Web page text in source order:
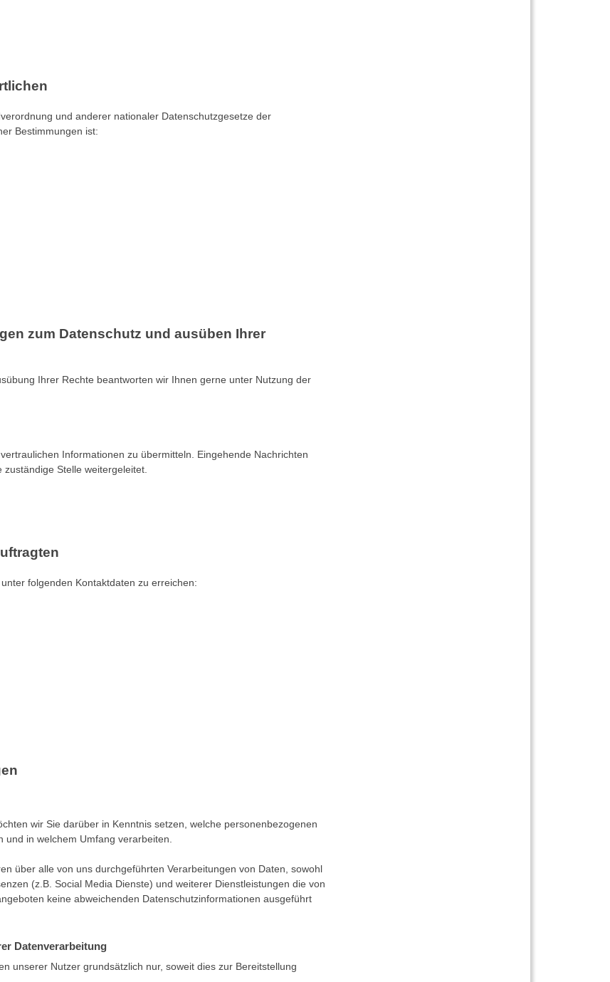
und anderer nationaler Datenschutzgesetze der
Bestimmungen ist:
zum Datenschutz und ausüben Ihrer
Ihrer Rechte beantworten wir Ihnen gerne unter Nutzung der
Informationen zu übermitteln. Eingehende Nachrichten
Stelle weitergeleitet.
folgenden Kontaktdaten zu erreichen:
wir Sie darüber in Kenntnis setzen, welche personenbezogenen
und in welchem Umfang verarbeiten.
über alle von uns durchgeführten Verarbeitungen von Daten, sowohl
(z.B. Social Media Dienste) und weiterer Dienstleistungen die von
keine abweichenden Datenschutzinformationen ausgeführt
Datenverarbeitung
unserer Nutzer grundsätzlich nur, soweit dies zur Bereitstellung